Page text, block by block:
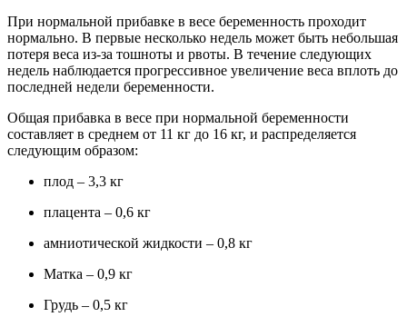
При нормальной прибавке в весе беременность проходит
нормально. В первые несколько недель может быть небольшая
потеря веса из-за тошноты и рвоты. В течение следующих
недель наблюдается прогрессивное увеличение веса вплоть до
последней недели беременности.
Общая прибавка в весе при нормальной беременности
составляет в среднем от 11 кг до 16 кг, и распределяется
следующим образом:
плод – 3,3 кг
плацента – 0,6 кг
амниотической жидкости – 0,8 кг
Матка – 0,9 кг
Грудь – 0,5 кг